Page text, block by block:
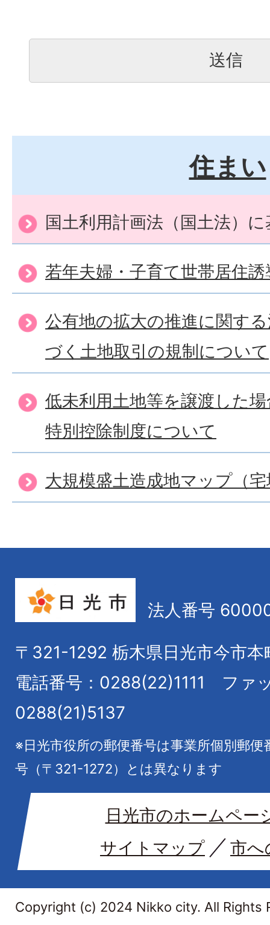
住まい
国土利用計画法（国土法）
若年夫婦・子育て世帯居住
公有地の拡大の推進に関す
づく土地取引の規制について
低未利用土地等を譲渡した
特別控除制度について
大規模盛土造成地マップ（
法人番号
〒321-1292 栃木県日光市今市本
電話番号：0288(22)1111
ファ
0288(21)5137
※日光市役所の郵便番号は事業所個別郵
号（〒321-1272）とは異なります
日光市のホームペー
サイトマップ
市へ
Copyright (c) 2024 Nikko city. All Rights